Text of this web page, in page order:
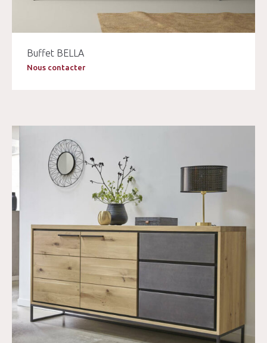
Buffet BELLA
Nous contacter